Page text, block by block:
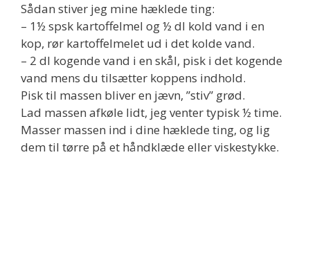
Sådan stiver jeg mine hæklede ting:
– 1½ spsk kartoffelmel og ½ dl kold vand i en
kop, rør kartoffelmelet ud i det kolde vand.
– 2 dl kogende vand i en skål, pisk i det kogende
vand mens du tilsætter koppens indhold.
Pisk til massen bliver en jævn, ”stiv” grød.
Lad massen afkøle lidt, jeg venter typisk ½ time.
Masser massen ind i dine hæklede ting, og lig
dem til tørre på et håndklæde eller viskestykke.